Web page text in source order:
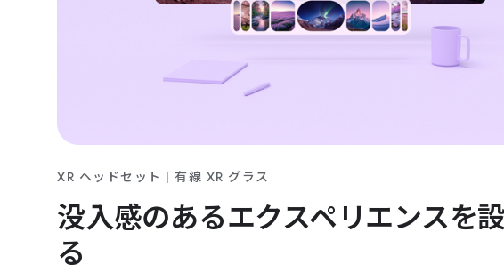
XR ヘッドセット | 有線 XR グラス
没入感のあるエクスペリエンスを
る